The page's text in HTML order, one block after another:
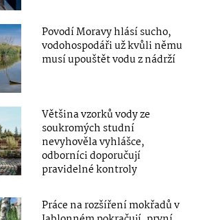
Povodí Moravy hlásí sucho,
vodohospodáři už kvůli němu
musí upouštět vodu z nádrží
Většina vzorků vody ze
soukromých studní
nevyhověla vyhlášce,
odborníci doporučují
pravidelné kontroly
Práce na rozšíření mokřadů v